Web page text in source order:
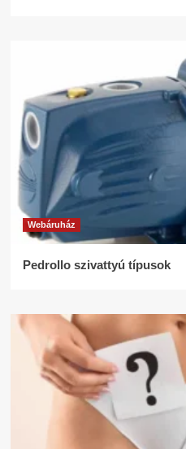
Webáruház
Pedrollo szivattyú típusok